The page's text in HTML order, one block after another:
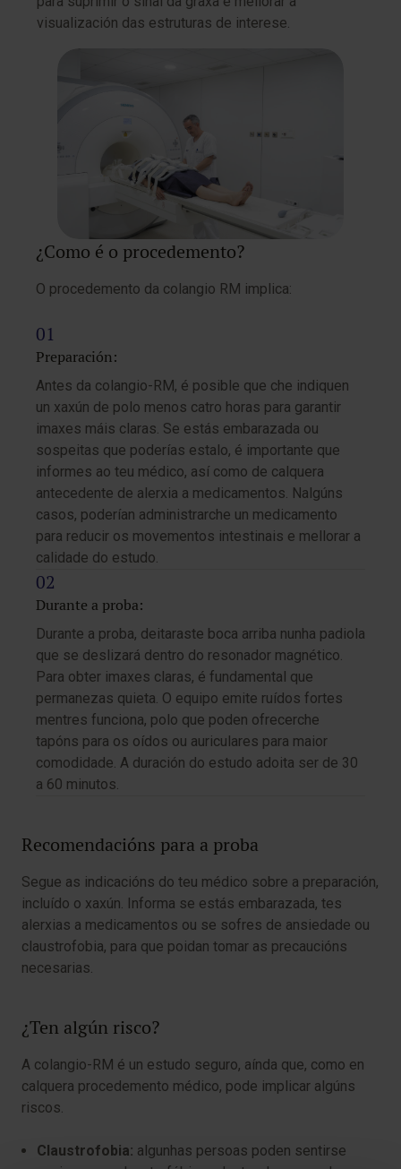
visualización das estruturas de interese.
¿Como é o procedemento?
O procedemento da colangio RM implica:
Preparación:
Antes da colangio-RM, é posible que che indiquen
un xaxún de polo menos catro horas para garantir
imaxes máis claras. Se estás embarazada ou
sospeitas que poderías estalo, é importante que
informes ao teu médico, así como de calquera
antecedente de alerxia a medicamentos. Nalgúns
casos, poderían administrarche un medicamento
para reducir os movementos intestinais e mellorar a
calidade do estudo.
Durante a proba:
Durante a proba, deitaraste boca arriba nunha padiola
que se deslizará dentro do resonador magnético.
Para obter imaxes claras, é fundamental que
permanezas quieta. O equipo emite ruídos fortes
mentres funciona, polo que poden ofrecerche
tapóns para os oídos ou auriculares para maior
comodidade. A duración do estudo adoita ser de 30
a 60 minutos.
Recomendacións para a proba
Segue as indicacións do teu médico sobre a preparación,
incluído o xaxún. Informa se estás embarazada, tes
alerxias a medicamentos ou se sofres de ansiedade ou
claustrofobia, para que poidan tomar as precaucións
necesarias.
¿Ten algún risco?
A colangio-RM é un estudo seguro, aínda que, como en
calquera procedemento médico, pode implicar algúns
riscos.
Claustrofobia: algunhas persoas poden sentirse